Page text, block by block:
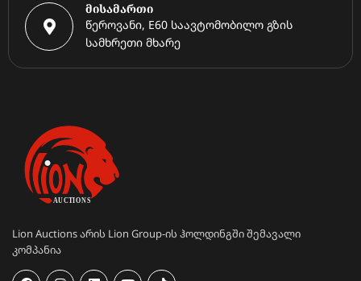
მისამართი
წეროვანი, E60 საავტომობილო გზის
სამხრეთი მხარე
Lion Auctions არის Lion Group-ის ჰოლდინგში შემავალი
კომპანია